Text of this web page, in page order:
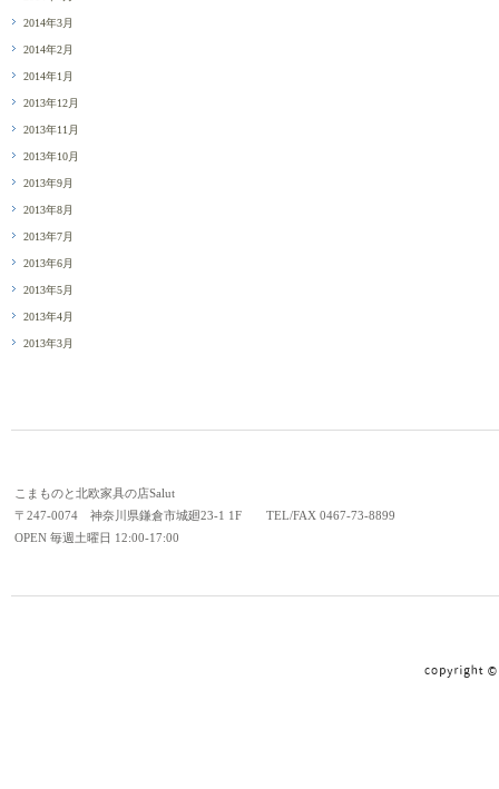
2014年3月
2014年2月
2014年1月
2013年12月
2013年11月
2013年10月
2013年9月
2013年8月
2013年7月
2013年6月
2013年5月
2013年4月
2013年3月
こまものと北欧家具の店Salut
〒247-0074 神奈川県鎌倉市城廻23-1 1F TEL/FAX 0467-73-8899
OPEN 毎週土曜日 12:00-17:00